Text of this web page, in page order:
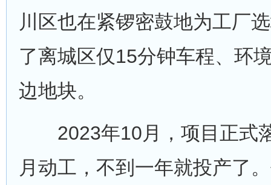
川区也在紧锣密鼓地为工厂
了离城区仅15分钟车程、环
边地块。
2023年10月，项目正式
月动工，不到一年就投产了